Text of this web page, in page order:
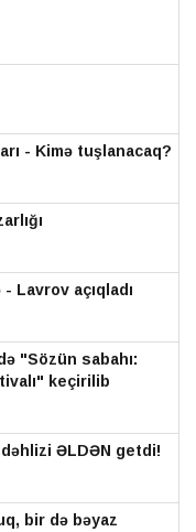
- Kimə tuşlanacaq?
Lavrov açıqladı
"Sözün sabahı:
keçirilib
dəhlizi ƏLDƏN getdi!
bir də bəyaz